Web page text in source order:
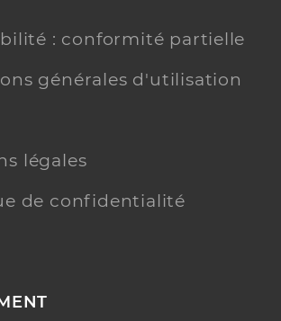
: conformité partielle
générales d'utilisation
légales
de confidentialité